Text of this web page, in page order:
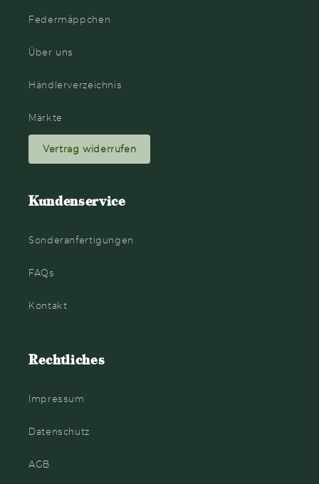
Federmäppchen
Über uns
Händlerverzeichnis
Märkte
Vertrag widerrufen
Kundenservice
Sonderanfertigungen
FAQs
Kontakt
Rechtliches
Impressum
Datenschutz
AGB